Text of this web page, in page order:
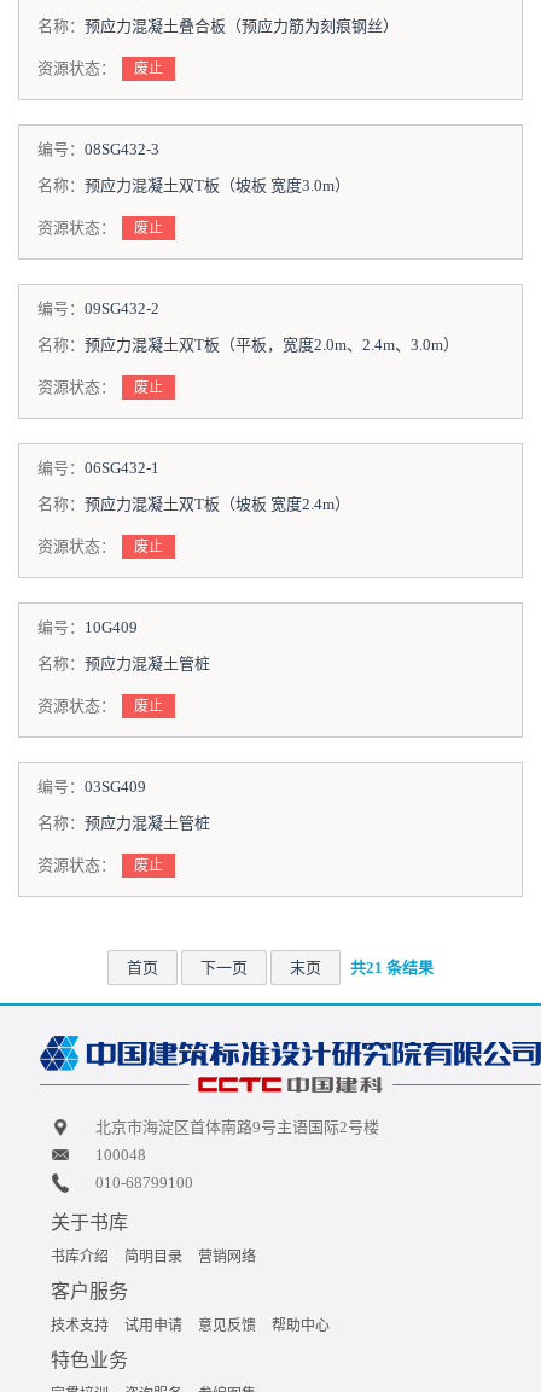
名称： 预应力混凝土叠合板（预应力筋为刻痕钢丝）
资源状态： 废止
编号： 08SG432-3
名称： 预应力混凝土双T板（坡板 宽度3.0m）
资源状态： 废止
编号： 09SG432-2
名称： 预应力混凝土双T板（平板，宽度2.0m、2.4m、3.0m）
资源状态： 废止
编号： 06SG432-1
名称： 预应力混凝土双T板（坡板 宽度2.4m）
资源状态： 废止
编号： 10G409
名称： 预应力混凝土管桩
资源状态： 废止
编号： 03SG409
名称： 预应力混凝土管桩
资源状态： 废止
首页 下一页 末页 共21 条结果
北京市海淀区首体南路9号主语国际2号楼
100048
010-68799100
关于书库
书库介绍 简明目录 营销网络
客户服务
技术支持 试用申请 意见反馈 帮助中心
特色业务